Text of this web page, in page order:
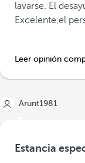
lavarse. El
Excelente,el
Leer opinión
Arunt1981
Estancia